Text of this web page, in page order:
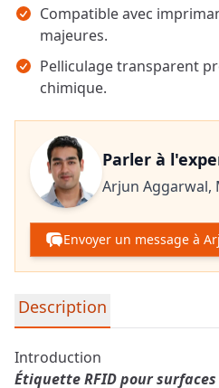
Compatible avec
majeures.
Pelliculage transparent
chimique.
Parler à
Arjun Aggarwal,
Envoyer un message à
Informations détaillées sur le
Description
Introduction
Étiquette RFID pour